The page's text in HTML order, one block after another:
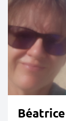
Béatrice